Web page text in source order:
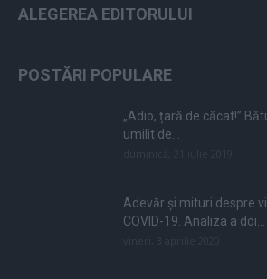
ALEGEREA EDITORULUI
POSTĂRI POPULARE
„Adio, țară de căcat!”
umilit de...
Adevăr și mituri despre
COVID-19. Analiza a doi...